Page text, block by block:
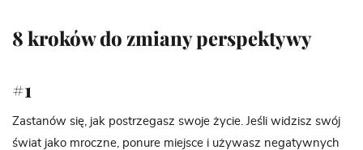
8 kroków do zmiany perspektywy
#1
Zastanów się, jak postrzegasz swoje życie. Jeśli widzisz swój
świat jako mroczne, ponure miejsce i używasz negatywnych